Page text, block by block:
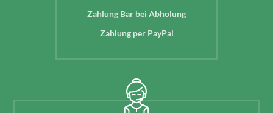
Zahlung Bar bei Abholung
Zahlung per PayPal